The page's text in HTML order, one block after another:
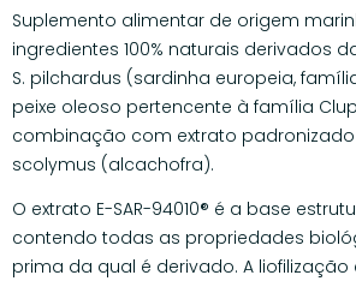
Suplemento alimentar de origem
ingredientes 100% naturais derivados
S. pilchardus (sardinha europeia,
peixe oleoso pertencente à família
combinação com extrato
scolymus (alcachofra).
O extrato E-SAR-94010® é a base
contendo todas as propriedades
prima da qual é derivado. A